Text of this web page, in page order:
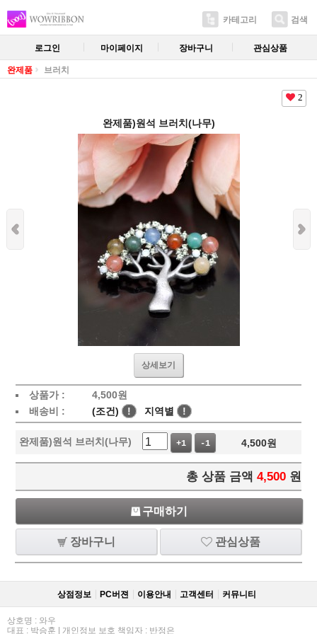
카테고리 검색
로그인 마이페이지 장바구니 관심상품
완제품 브러치
2
완제품)원석 브러치(나무)
상세보기
상품가 : 4,500원
배송비 :
(조건) ! 지역별 !
완제품)원석 브러치(나무) +1 -1 4,500원
총 상품 금액 4,500 원
구매하기
장바구니 관심상품
상점정보 PC버젼 이용안내 고객센터 커뮤니티
상호명 : 와우
대표 : 박승훈 | 개인정보 보호 책임자 : 반정은